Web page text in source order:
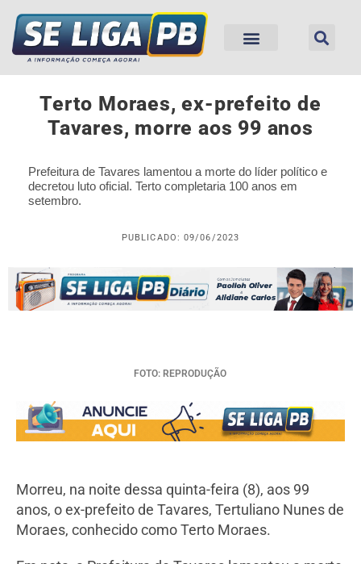
Terto Moraes, ex-prefeito de
Tavares, morre aos 99 anos
Prefeitura de Tavares lamentou a morte do líder político e
decretou luto oficial. Terto completaria 100 anos em
setembro.
PUBLICADO: 09/06/2023
FOTO: REPRODUÇÃO
Morreu, na noite dessa quinta-feira (8), aos 99
anos, o ex-prefeito de Tavares, Tertuliano Nunes de
Moraes, conhecido como Terto Moraes.